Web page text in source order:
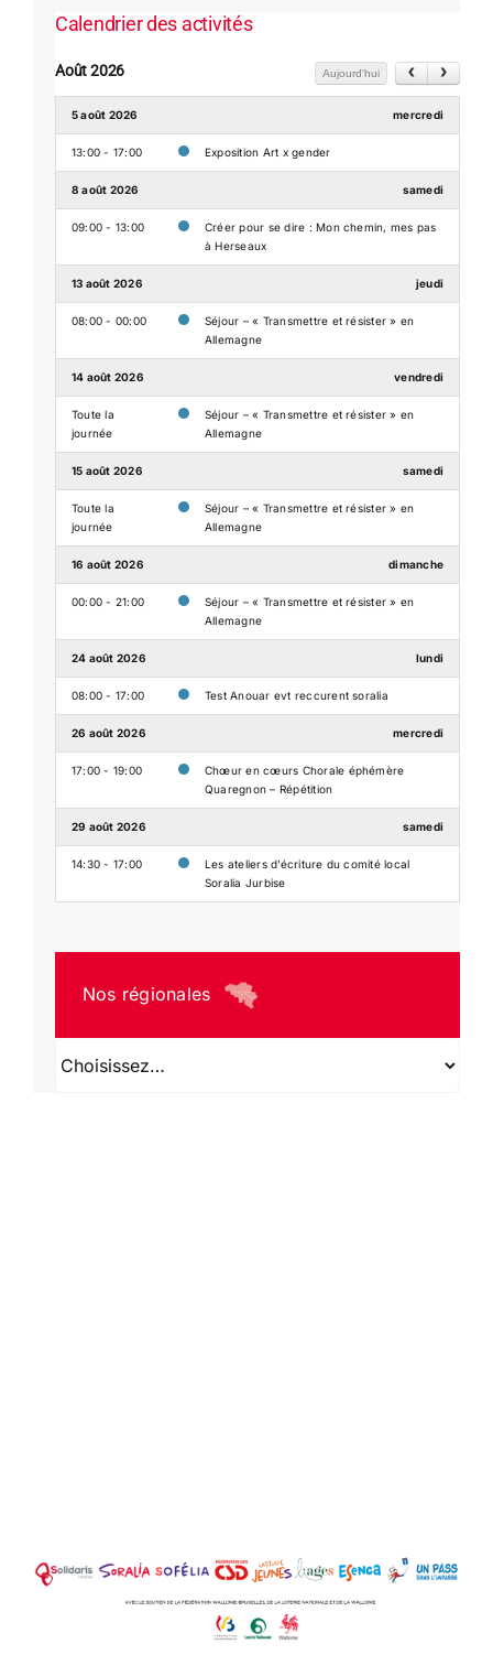
Calendrier des activités
Août 2026 Aujourd'hui
5 août 2026 mercredi
13:00 - 17:00 Exposition Art x gender
8 août 2026 samedi
09:00 - 13:00
Créer pour se dire : Mon chemin, mes pas
à Herseaux
13 août 2026 jeudi
08:00 - 00:00
Séjour – « Transmettre et résister » en
Allemagne
14 août 2026 vendredi
Toute la
journée
Séjour – « Transmettre et résister » en
Allemagne
15 août 2026 samedi
Toute la
journée
Séjour – « Transmettre et résister » en
Allemagne
16 août 2026 dimanche
00:00 - 21:00
Séjour – « Transmettre et résister » en
Allemagne
24 août 2026 lundi
08:00 - 17:00 Test Anouar evt reccurent soralia
26 août 2026 mercredi
17:00 - 19:00
Chœur en cœurs Chorale éphémère
Quaregnon – Répétition
29 août 2026 samedi
14:30 - 17:00
Les ateliers d’écriture du comité local
Soralia Jurbise
Nos régionales